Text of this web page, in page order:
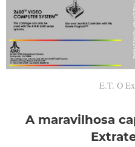
E.T. O
A maravilhosa